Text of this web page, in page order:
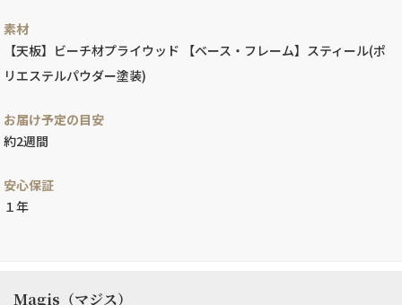
素材
【天板】ビーチ材プライウッド 【ベース・フレーム】スティール(ポ
リエステルパウダー塗装)
お届け予定の目安
約2週間
安心保証
１年
Magis（マジス）